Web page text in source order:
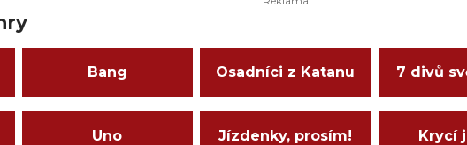
Bang Osadníci z Katanu 7 divů
Uno Jízdenky, prosím! Krycí